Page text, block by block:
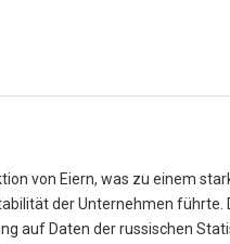
von Eiern, was zu einem
der Unternehmen führte.
auf Daten der russischen